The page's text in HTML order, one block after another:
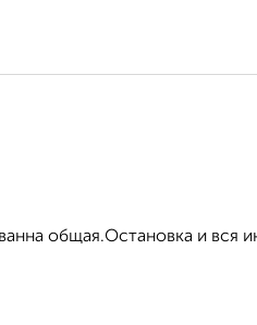
общая.Остановка и вся